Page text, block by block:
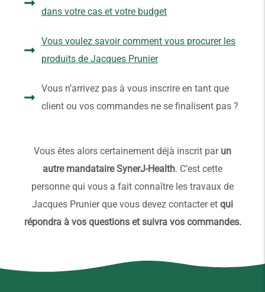
dans votre cas et votre budget
Vous voulez savoir comment vous procurer les
produits de Jacques Prunier
Vous n’arrivez pas à vous inscrire en tant que
client ou vos commandes ne se finalisent pas ?
Vous êtes alors certainement déjà inscrit par un
autre mandataire SynerJ-Health. C’est cette
personne qui vous a fait connaître les travaux de
Jacques Prunier que vous devez contacter et qui
répondra à vos questions et suivra vos commandes.